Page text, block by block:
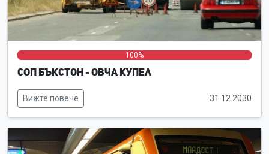
0%
0% 100%
СОП Бъкстон - Овча купел
Вижте повече 31.12.2030